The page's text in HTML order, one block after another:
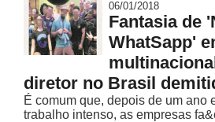
06/01/2018
Fantasia de
WhatSapp'
diretor no Brasil
É comum que, depois de um ano
trabalho intenso, as empresas